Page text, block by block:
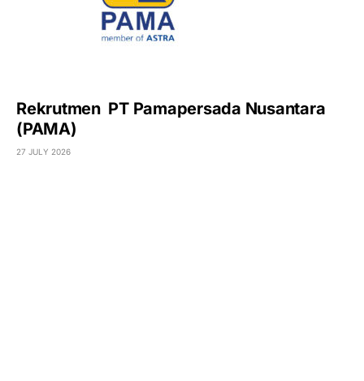
Rekrutmen PT Pamapersada Nusantara
(PAMA)
27 JULY 2026